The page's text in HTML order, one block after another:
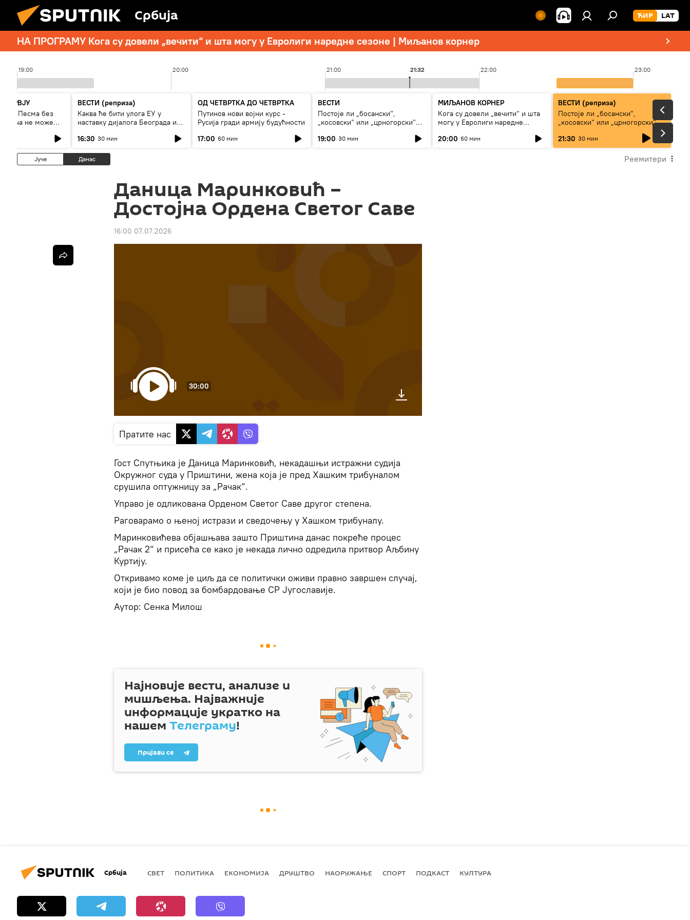
Србија
НА ПРОГРАМУ Кога су довели „вечити“ и шта могу у Евролиги наредне сезоне | Миљанов корнер
19:00 20:00 21:00 22:00 23:00
21:32
Песма без
не може
ВЕСТИ (реприза)
Каква ће бити улога ЕУ у
наставку дијалога Београда и
16:30 30 мин
ОД ЧЕТВРТКА ДО ЧЕТВРТКА
Путинов нови војни курс -
Русија гради армију будућности
17:00 60 мин
ВЕСТИ
Постоје ли „босански",
„косовски“ или „црногорски"
19:00 30 мин
МИЉАНОВ КОРНЕР
Кога су довели „вечити“ и шта
могу у Евролиги наредне
20:00 60 мин
ВЕСТИ (реприза)
Постоје ли „босански",
„косовски“ или „црногорски"
21:30 30 мин live
Јуче Данас Реемитери
Даница Маринковић –
Достојна Ордена Светог Саве
16:00 07.07.2026
30:00
Пратите нас
Гост Спутњика је Даница Маринковић, некадашњи истражни судија
Окружног суда у Приштини, жена која је пред Хашким трибуналом
срушила оптужницу за „Рачак“.
Управо је одликована Орденом Светог Саве другог степена.
Раговарамо о њеној истрази и сведочењу у Хашком трибуналу.
Маринковићева објашњава зашто Приштина данас покреће процес
„Рачак 2“ и присећа се како је некада лично одредила притвор Аљбину
Куртију.
Откривамо коме је циљ да се политички оживи правно завршен случај,
који је био повод за бомбардовање СР Југославије.
Аутор: Сенка Милош
Најновије вести, анализе и
мишљења. Најважније
информације укратко на
нашем Телеграму!
Пријави се
Србија СВЕТ ПОЛИТИКА ЕКОНОМИЈА ДРУШТВО НАОРУЖАЊЕ СПОРТ ПОДКАСТ КУЛТУРА